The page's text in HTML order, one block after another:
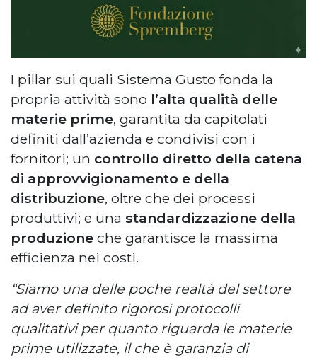
I pillar sui quali Sistema Gusto fonda la
propria attività sono l’alta qualità delle
materie prime, garantita da capitolati
definiti dall’azienda e condivisi con i
fornitori; un controllo diretto della catena
di approvvigionamento e della
distribuzione, oltre che dei processi
produttivi; e una standardizzazione della
produzione che garantisce la massima
efficienza nei costi.
“Siamo una delle poche realtà del settore
ad aver definito rigorosi protocolli
qualitativi per quanto riguarda le materie
prime utilizzate, il che è garanzia di